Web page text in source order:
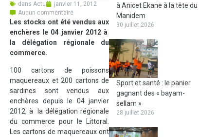
dans Actu
janvier 11, 2012
Aucun commentaire
Les stocks ont été vendus aux
enchères le 04 janvier 2012 à
la délégation régionale du
commerce.
100 cartons de poissons
maquereaux et 200 cartons de
sardines sont vendus aux
enchères depuis le 04 janvier
2012, à la délégation régionale
du commerce pour le Littoral.
Les cartons de maquereaux ont
à Anicet Ekane à la tête du
Manidem
30 juillet 2026
Sport et santé : le panier
gagnant des « bayam-
sellam »
28 juillet 2026